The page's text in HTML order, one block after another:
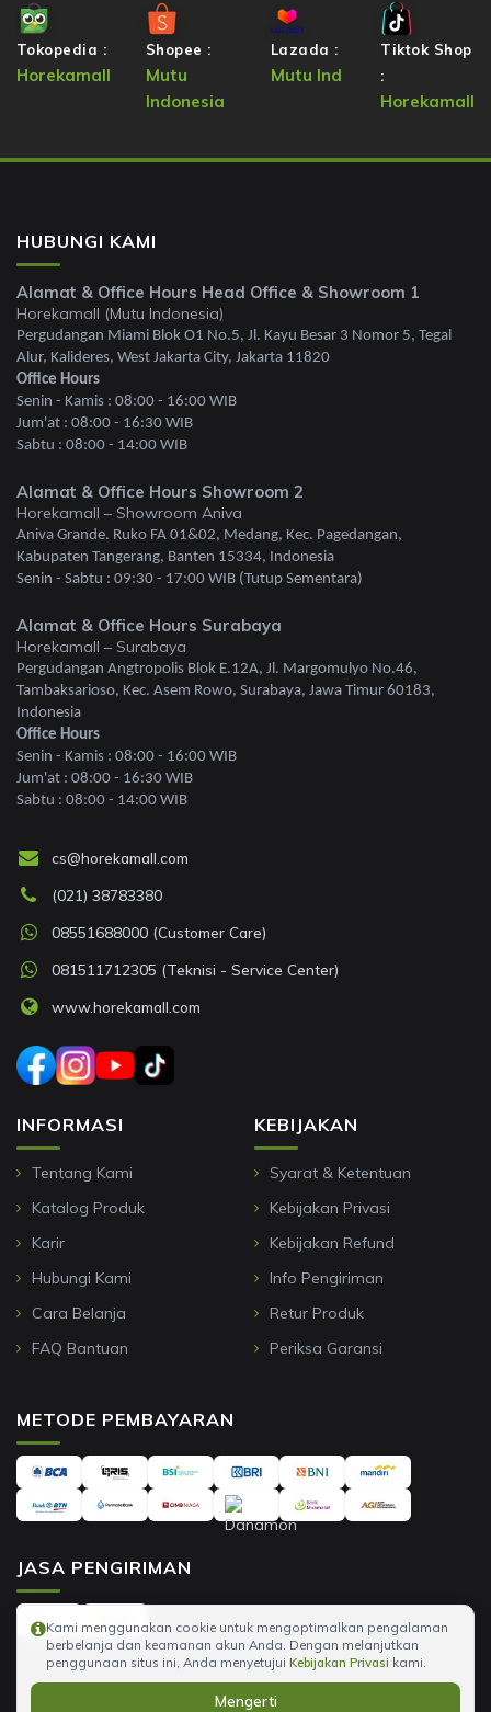
Tokopedia :
Horekamall
Shopee :
Mutu
Indonesia
Lazada :
Mutu Ind
Tiktok Shop
:
Horekamall
HUBUNGI KAMI
Alamat & Office Hours Head Office & Showroom 1
Horekamall (Mutu Indonesia)
Pergudangan Miami Blok O1 No.5, Jl. Kayu Besar 3 Nomor 5, Tegal
Alur, Kalideres, West Jakarta City, Jakarta 11820
Office Hours
Senin - Kamis : 08:00 - 16:00 WIB
Jum'at : 08:00 - 16:30 WIB
Sabtu : 08:00 - 14:00 WIB
Alamat & Office Hours Showroom 2
Horekamall – Showroom Aniva
Aniva Grande. Ruko FA 01&02, Medang, Kec. Pagedangan,
Kabupaten Tangerang, Banten 15334, Indonesia
Senin - Sabtu : 09:30 - 17:00 WIB (Tutup Sementara)
Alamat & Office Hours Surabaya
Horekamall – Surabaya
Pergudangan Angtropolis Blok E.12A, Jl. Margomulyo No.46,
Tambaksarioso, Kec. Asem Rowo, Surabaya, Jawa Timur 60183,
Indonesia
Office Hours
Senin - Kamis : 08:00 - 16:00 WIB
Jum'at : 08:00 - 16:30 WIB
Sabtu : 08:00 - 14:00 WIB
INFORMASI
Tentang Kami
Katalog Produk
Karir
Hubungi Kami
Cara Belanja
FAQ Bantuan
KEBIJAKAN
Syarat & Ketentuan
Kebijakan Privasi
Kebijakan Refund
Info Pengiriman
Retur Produk
Periksa Garansi
cs@horekamall.com
(021) 38783380
08551688000 (Customer Care)
081511712305 (Teknisi - Service Center)
www.horekamall.com
METODE PEMBAYARAN
JASA PENGIRIMAN
Kami menggunakan cookie untuk mengoptimalkan pengalaman
berbelanja dan keamanan akun Anda. Dengan melanjutkan
penggunaan situs ini, Anda menyetujui Kebijakan Privasi kami.
Mengerti